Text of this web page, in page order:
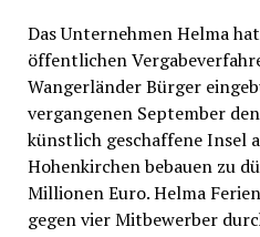
Das Unternehmen Helma
öffentlichen
Wangerländer Bürger
vergangenen September
künstlich geschaffene Insel
Hohenkirchen bebauen zu
Millionen Euro. Helma
gegen vier Mitbewerber